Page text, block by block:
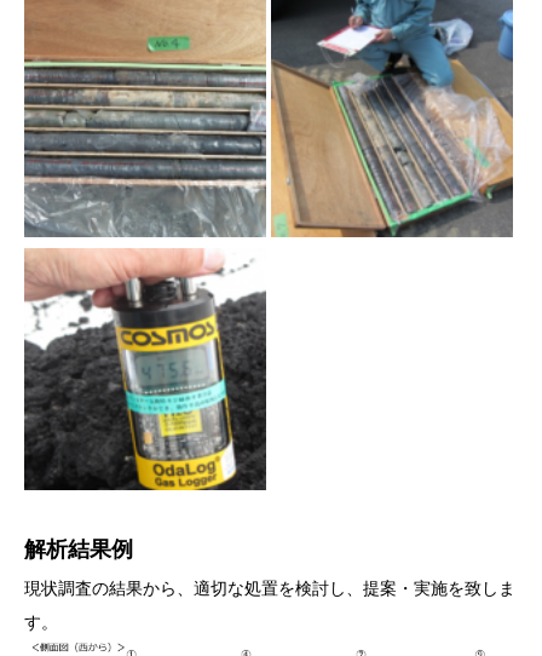
解析結果例
現状調査の結果から、適切な処置を検討し、提案・実施を致しま
す。